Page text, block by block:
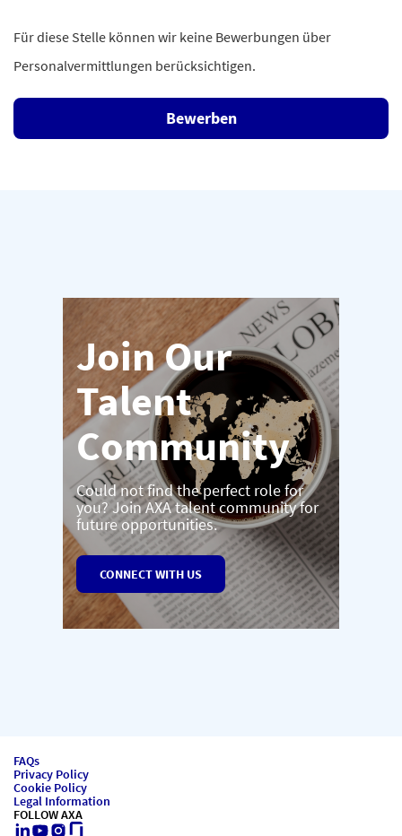
Für diese Stelle können wir keine Bewerbungen über
Personalvermittlungen berücksichtigen.
Bewerben
Join Our
Talent
Community
Could not find the perfect role for
you? Join AXA talent community for
future opportunities.
CONNECT WITH US
FAQs
Privacy Policy
Cookie Policy
Legal Information
FOLLOW AXA
LinkedIn
Youtube
Instagram
Glassdoor